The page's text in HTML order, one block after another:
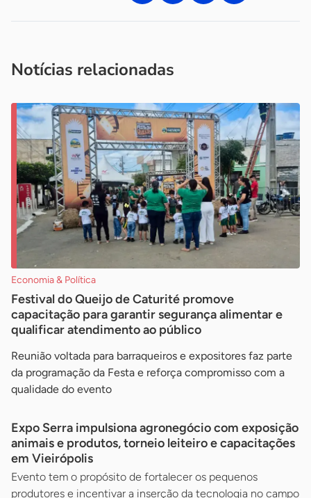
Notícias relacionadas
Economia & Política
Festival do Queijo de Caturité promove
capacitação para garantir segurança alimentar e
qualificar atendimento ao público
Reunião voltada para barraqueiros e expositores faz parte
da programação da Festa e reforça compromisso com a
qualidade do evento
Expo Serra impulsiona agronegócio com exposição
animais e produtos, torneio leiteiro e capacitações
em Vieirópolis
Evento tem o propósito de fortalecer os pequenos
produtores e incentivar a inserção da tecnologia no campo